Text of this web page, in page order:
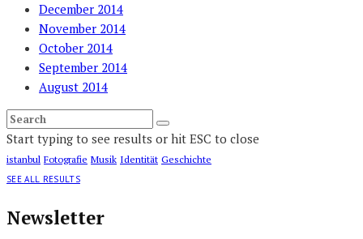
December 2014
November 2014
October 2014
September 2014
August 2014
Start typing to see results or hit ESC to close
istanbul Fotografie Musik Identität Geschichte
SEE ALL RESULTS
Newsletter